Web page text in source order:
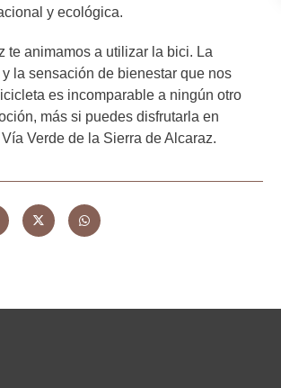
y ecológica.
te animamos a utilizar la bici. La
y la sensación de bienestar que nos
es incomparable a ningún otro
más si puedes disfrutarla en
Verde de la Sierra de Alcaraz.